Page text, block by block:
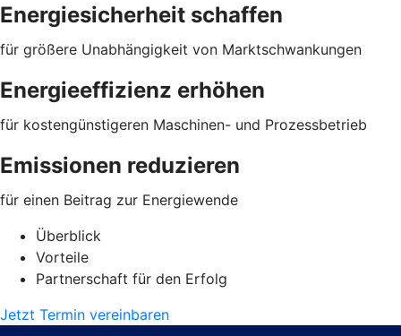
Energiesicherheit schaffen
für größere Unabhängigkeit von Marktschwankungen
Energieeffizienz erhöhen
für kostengünstigeren Maschinen- und Prozessbetrieb
Emissionen reduzieren
für einen Beitrag zur Energiewende
Überblick
Vorteile
Partnerschaft für den Erfolg
Jetzt Termin vereinbaren